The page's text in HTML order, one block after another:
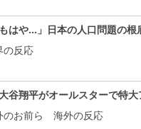
はや…」日本の人口問題の
の反応
谷翔平がオールスターで特
のお前ら 海外の反応